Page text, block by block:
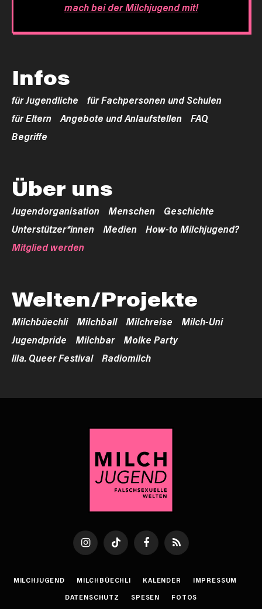
mach bei der Milchjugend mit!
Infos
für Jugendliche
für Fachpersonen und Schulen
für Eltern
Angebote und Anlaufstellen
FAQ
Begriffe
Über uns
Jugendorganisation Menschen
Geschichte
Unterstützer*innen
Medien
How-to Milchjugend?
Mitglied werden
Welten/Projekte
Milchbüechli Milchball Milchreise
Milch-Uni
Jugendpride
Milchbar
Molke Party
lila. Queer Festival
Radiomilch
InstagramTikTok FacebookRSS
MILCHJUGEND MILCHBÜECHLI KALENDER
IMPRESSUM
DATENSCHUTZ
SPESEN FOTOS